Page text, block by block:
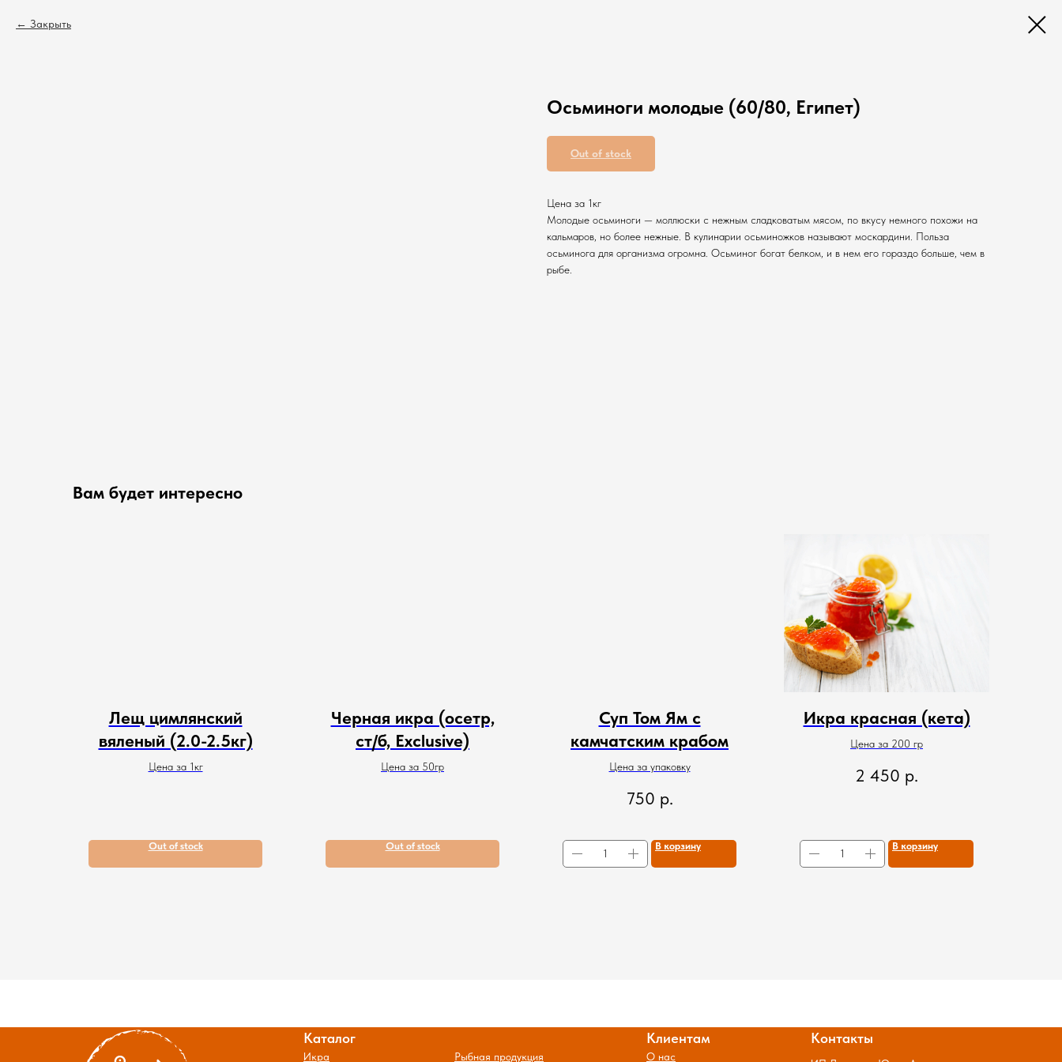
Закрыть
Осьминоги молодые (60/80, Египет)
Out of stock
Цена за 1кг
Молодые осьминоги — моллюски с нежным сладковатым мясом, по вкусу немного похожи на
кальмаров, но более нежные. В кулинарии осьминожков называют москардини. Польза
осьминога для организма огромна. Осьминог богат белком, и в нем его гораздо больше, чем в
рыбе.
Вам будет интересно
Лещ цимлянский
вяленый (2.0-2.5кг)
Цена за 1кг
Out of stock
Черная икра (осетр,
ст/б, Exclusive)
Цена за 50гр
Out of stock
Суп Том Ям с
камчатским крабом
Цена за упаковку
750 р.
В корзину
Икра красная (кета)
Цена за 200 гр
2 450 р.
В корзину
Рыбная продукция О нас
Икра
Каталог Клиентам Контакты